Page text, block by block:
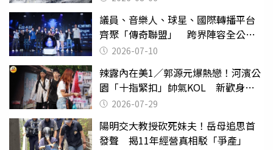
議員、音樂人、球星、國際轉播平台
齊聚「傳奇聯盟」 跨界陣容全公
開 劍指亞洲新傳奇聯賽
2026-07-10
辣露內在美1／郭源元爆熱戀！河濱公
園「十指緊扣」帥氣KOL 新歡身份
曝光2026-07-29
陽明交大教授砍死妹夫！岳母追思首
發聲 揭11年經營真相駁「爭產」